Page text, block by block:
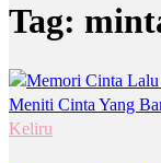
Tag:
Keliru